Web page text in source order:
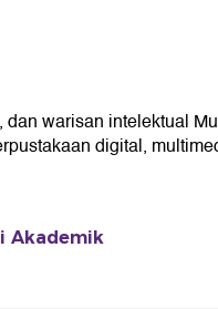
warisan intelektual
digital,
Akademik